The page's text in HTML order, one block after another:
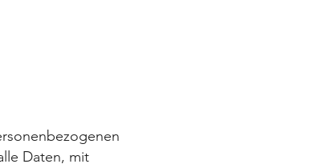
Daten, mit